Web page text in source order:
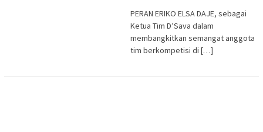
PERAN ERIKO ELSA DAJE, sebagai
Ketua Tim D’Sava dalam
membangkitkan semangat anggota
tim berkompetisi di […]